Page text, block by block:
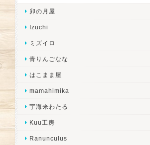
卯の月屋
Izuchi
ミズイロ
青りんごなな
はこまま屋
mamahimika
宇海来わたる
Kuu工房
Ranunculus